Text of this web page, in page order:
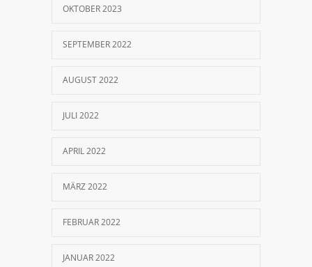
OKTOBER 2023
SEPTEMBER 2022
AUGUST 2022
JULI 2022
APRIL 2022
MÄRZ 2022
FEBRUAR 2022
JANUAR 2022